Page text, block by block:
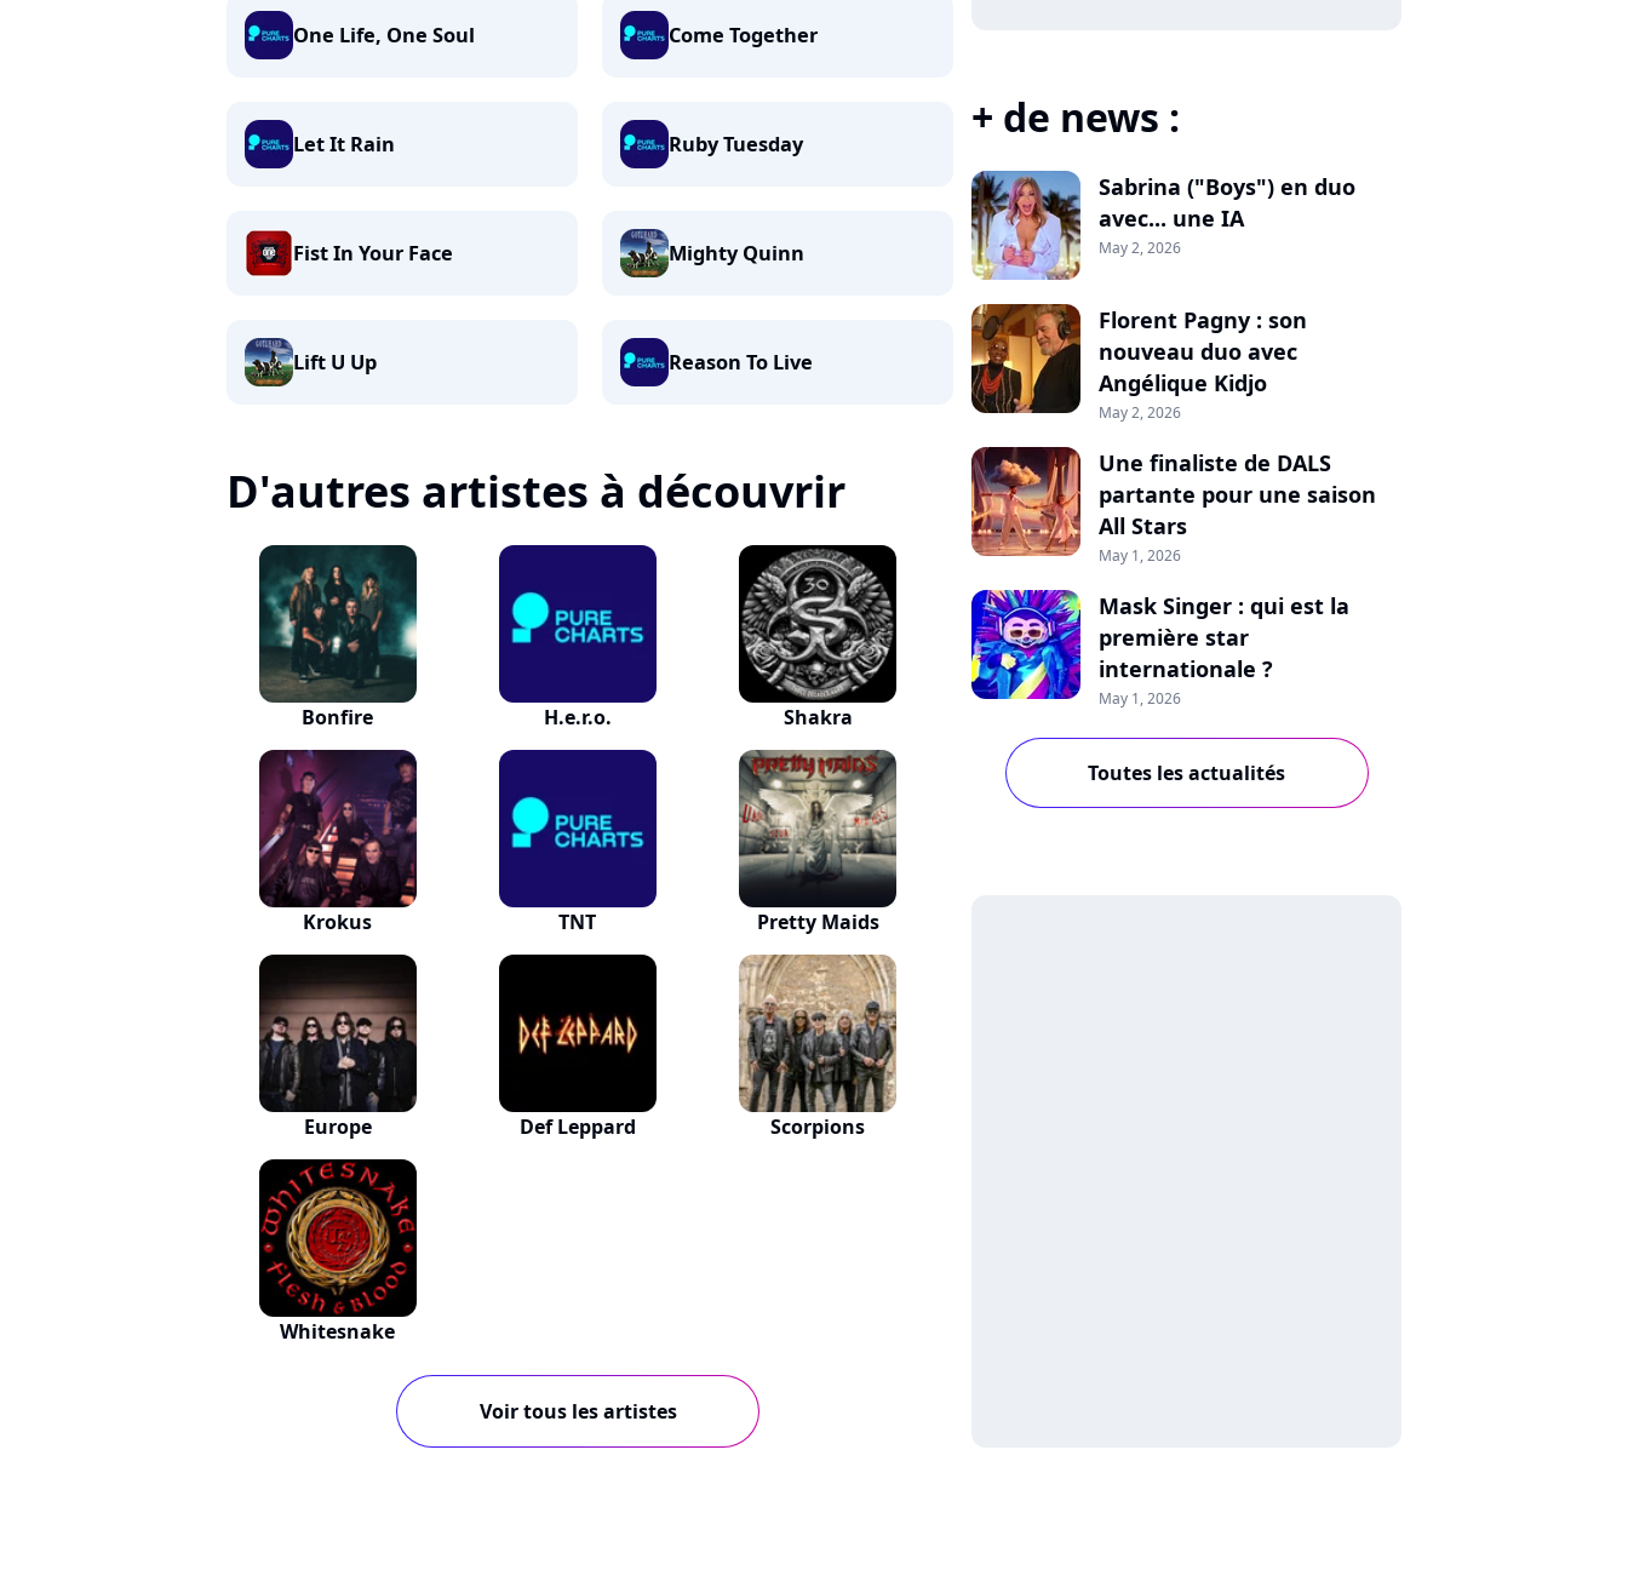
One Life, One Soul Come Together
Let It Rain Ruby Tuesday
Fist In Your Face Mighty Quinn
Lift U Up Reason To Live
D'autres artistes à découvrir
Bonfire H.e.r.o. Shakra
Krokus TNT Pretty Maids
Europe Def Leppard Scorpions
Whitesnake
Voir tous les artistes
+ de news :
Sabrina ("Boys") en duo
avec... une IA
May 2, 2026
Florent Pagny : son
nouveau duo avec
Angélique Kidjo
May 2, 2026
Une finaliste de DALS
partante pour une saison
All Stars
May 1, 2026
Mask Singer : qui est la
première star
internationale ?
May 1, 2026
Toutes les actualités